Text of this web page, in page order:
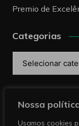
Nossa
Usamos cookies
Premio de
Categorias